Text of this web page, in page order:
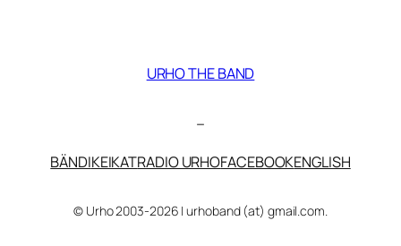
URHO THE BAND
–
BÄNDIKEIKATRADIO URHOFACEBOOKENGLISH
© Urho 2003-2026 | urhoband (at) gmail.com.